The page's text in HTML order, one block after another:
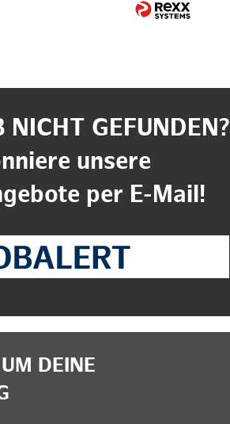
NICHT GEFUNDEN?
unsere
per E-Mail!
DEINE